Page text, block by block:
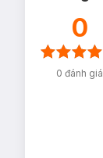
0
0 đánh giá